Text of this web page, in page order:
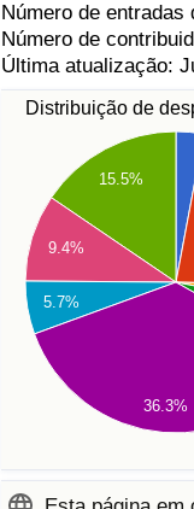
Número de
Número de
Última atualização:
Distribuição de
15.5%
9.4%
5.7%
36.3%